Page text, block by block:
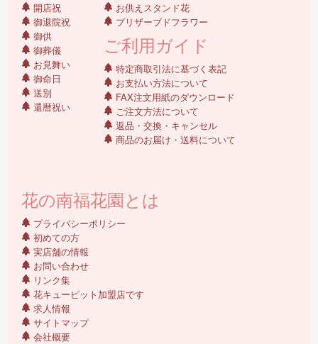
開店祝
御退院祝
御供
御葬儀
お見舞い
御命日
送別
還暦祝い
お供えスタンド花
プリザーブドフラワー
ご利用ガイド
特定商取引法に基づく表記
お支払い方法について
FAX注文用紙のダウンロード
ご注文方法について
返品・交換・キャンセル
商品のお届け・送料について
花の南福花園とは
プライバシーポリシー
初めての方
実店舗の情報
お問い合わせ
リンク集
花キューピット加盟店です
求人情報
サイトマップ
会社概要